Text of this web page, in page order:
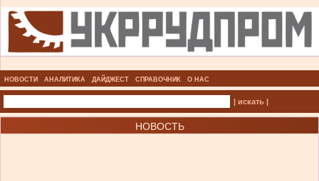
НОВОСТИ АНАЛИТИКА ДАЙДЖЕСТ СПРАВОЧНИК О НАС
| искать |
НОВОСТЬ